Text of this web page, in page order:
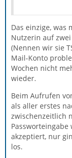
Das einzige, was
Nutzerin auf
(Nennen wir sie
Mail-Konto
Wochen nicht
wieder.
Beim Aufrufen
als aller erstes
zwischenzeitlich
akzeptiert, nur
los.